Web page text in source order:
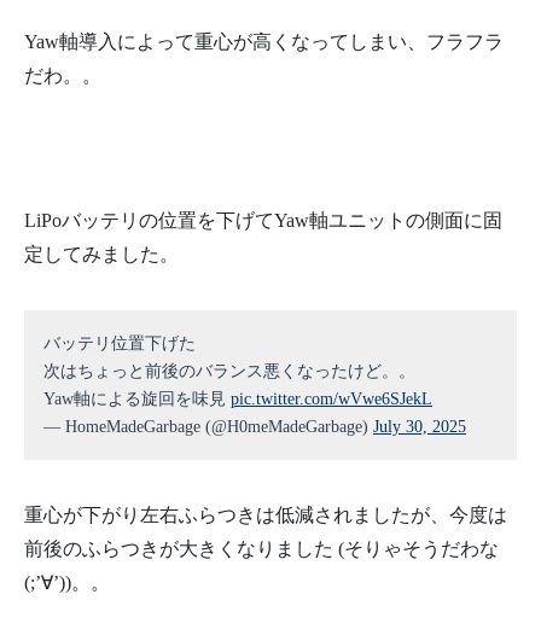
Yaw軸導入によって重心が高くなってしまい、フラフラ
だわ。。
LiPoバッテリの位置を下げてYaw軸ユニットの側面に固
定してみました。
バッテリ位置下げた
次はちょっと前後のバランス悪くなったけど。。
Yaw軸による旋回を味見 pic.twitter.com/wVwe6SJekL
— HomeMadeGarbage (@H0meMadeGarbage) July 30, 2025
重心が下がり左右ふらつきは低減されましたが、今度は
前後のふらつきが大きくなりました (そりゃそうだわな
(;’∀’))。。